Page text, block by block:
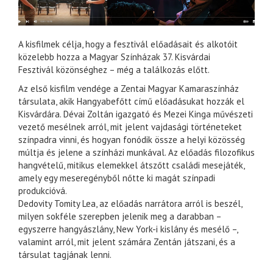
A kisfilmek célja, hogy a fesztivál előadásait és alkotóit
közelebb hozza a Magyar Színházak 37. Kisvárdai
Fesztivál közönséghez – még a találkozás előtt.
Az első kisfilm vendége a Zentai Magyar Kamaraszínház
társulata, akik Hangyabefőtt című előadásukat hozzák el
Kisvárdára. Dévai Zoltán igazgató és Mezei Kinga művészeti
vezető mesélnek arról, mit jelent vajdasági történeteket
színpadra vinni, és hogyan fonódik össze a helyi közösség
múltja és jelene a színházi munkával. Az előadás filozofikus
hangvételű, mitikus elemekkel átszőtt családi mesejáték,
amely egy meseregényből nőtte ki magát színpadi
produkcióvá.
Dedovity Tomity Lea, az előadás narrátora arról is beszél,
milyen sokféle szerepben jelenik meg a darabban –
egyszerre hangyászlány, New York-i kislány és mesélő –,
valamint arról, mit jelent számára Zentán játszani, és a
társulat tagjának lenni.